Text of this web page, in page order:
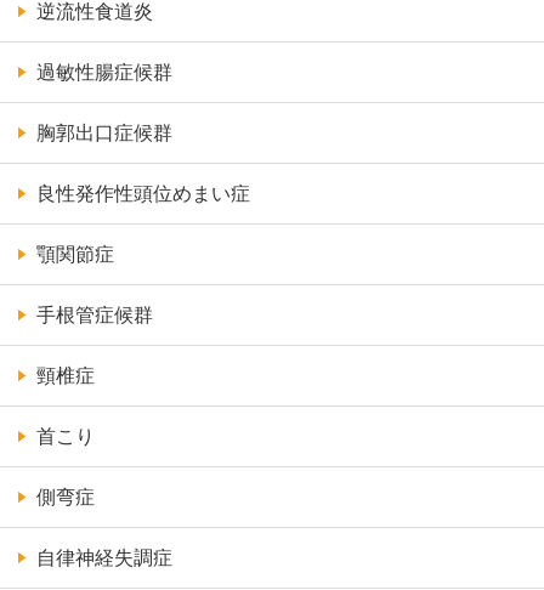
逆流性食道炎
過敏性腸症候群
胸郭出口症候群
良性発作性頭位めまい症
顎関節症
手根管症候群
頸椎症
首こり
側弯症
自律神経失調症